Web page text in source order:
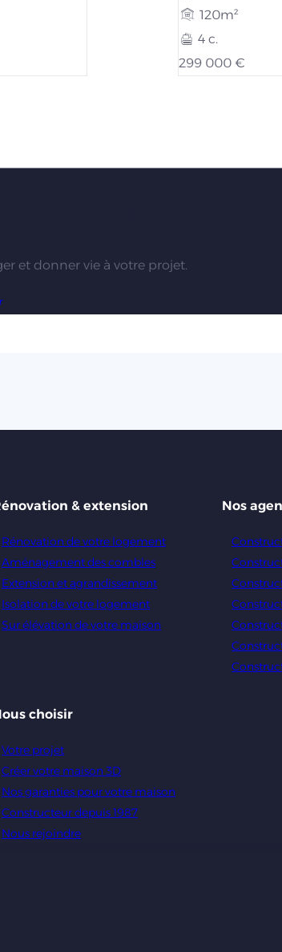
120m²
4 c.
299 000 €
et donner vie à votre projet.
& extension
Rénovation de votre logement
Aménagement des combles
Extension et agrandissement
Isolation de votre logement
Sur élévation de votre maison
Nos
choisir
Votre projet
Créer votre maison 3D
Nos garanties pour votre maison
Constructeur depuis 1987
Nous rejoindre